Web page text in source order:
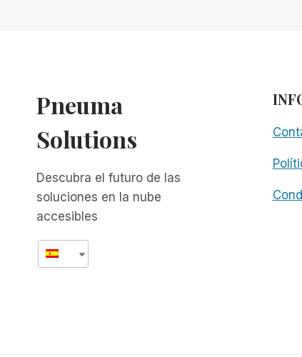
Pneuma
Solutions
Descubra el futuro de las
soluciones en la nube
accesibles